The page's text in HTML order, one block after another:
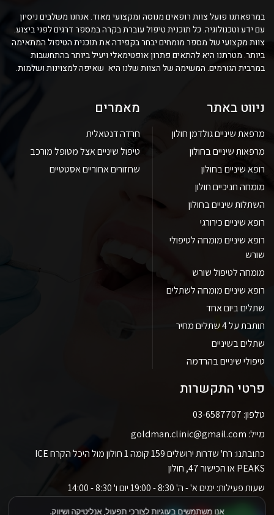
אנו משתמשים בעוגיות לצורכי תפעול, אנליטיקה ושיווק.
במרפאתנו פועל צוות רופאים מנוסה ומקצועי מאוד. אנחנו משלבים ניסיון
עם ידע וטכנולוגיה. כל תוכנית טיפול עוברת בקרה במספר דרגים לפני ביצוע.
צוות מקצועי של מספר מומחים יבחר בקפידה את תוכנית הטיפול המתאימה
ביותר. מטרתנו היא להתאים פתרון אופטימאלי ויעיל ביותר בהתחשבות
במרבית הגורמים. המשימה של הצוות שלנו היא שאיפה למצוינות ושלמות.
ניווט באתר
מרפאת שיניים גולדמן חולון
מרפאות שיניים בחולון
רופא שיניים בחולון
מומחה חניכיים חולון
השתלות שיניים בחולון
רופא שיניים כירורגי
רופא שיניים מומחה לטיפולי
שורש
מומחה לטיפול שורש
רופא שיניים מומחה לשתלים
שתלים ביום אחד
תותבת על 4 שתלים מחיר
שתלים בשיניים
טיפולי שיניים בהרדמה
מאמרים
חרדה דנטאלית
טיפול שיניים אצל מטופל מורכב
שחזורים אחוריים אסטטיים
פרטי התקשרות
טלפון: 03-6587707
מייל: goldman.clinic@gmail.com
כתובתנו: רח' שדרות ירושלים 159 קומה 1 חולון מול היכל הקרח ICE
PEAKS או הכישור 47, חולון
שעות פעילות: ימים א' - ה' 8:30 - 19:00 יום ו' 8:30 - 14:00